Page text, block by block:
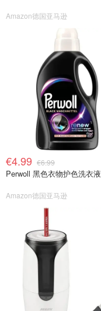
Amazon德国亚马逊
€4.99 €6.99
Perwoll 黑色衣物护色洗衣液
Amazon德国亚马逊